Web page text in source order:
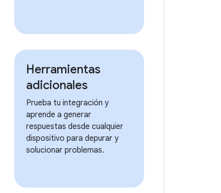
Herramientas
adicionales
Prueba tu integración y
aprende a generar
respuestas desde cualquier
dispositivo para depurar y
solucionar problemas.